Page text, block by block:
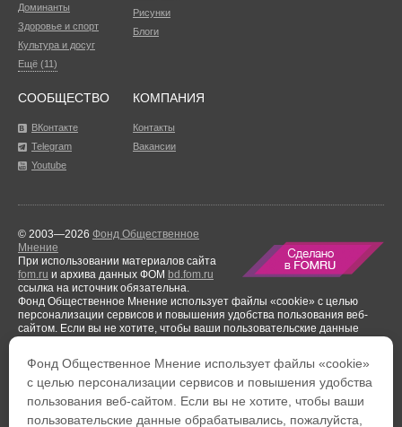
Доминанты
Здоровье и спорт
Культура и досуг
Ещё (11)
Рисунки
Блоги
СООБЩЕСТВО
ВКонтакте
Telegram
Youtube
КОМПАНИЯ
Контакты
Вакансии
© 2003—2026 Фонд Общественное
Мнение
При использовании материалов сайта
fom.ru и архива данных ФОМ bd.fom.ru
ссылка на источник обязательна.
Фонд Общественное Мнение использует файлы «cookie» с целью
персонализации сервисов и повышения удобства пользования веб-
сайтом. Если вы не хотите, чтобы ваши пользовательские данные
Результаты аудиторской проверкиза период с 1 января по 31 декабря
2021 года.
Тел. +7 (495) 653-82-32
Тел. 8 (800) 444-53-24
Фонд Общественное Мнение использует файлы «cookie»
с целью персонализации сервисов и повышения удобства
пользования веб-сайтом. Если вы не хотите, чтобы ваши
пользовательские данные обрабатывались, пожалуйста,